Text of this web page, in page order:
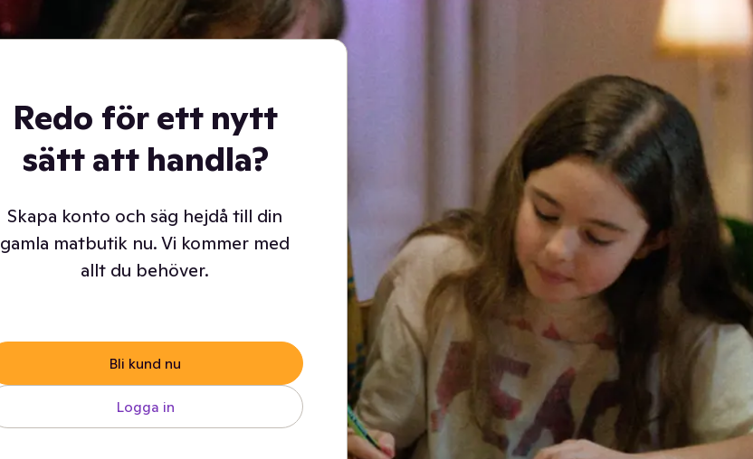
Redo för ett nytt
sätt att handla?
Skapa konto och säg hejdå till din
gamla matbutik nu. Vi kommer med
allt du behöver.
Bli kund nu
Logga in